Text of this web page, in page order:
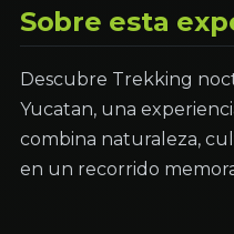
Sobre esta
Descubre Trekking
Yucatan, una
combina naturaleza,
en un recorrido